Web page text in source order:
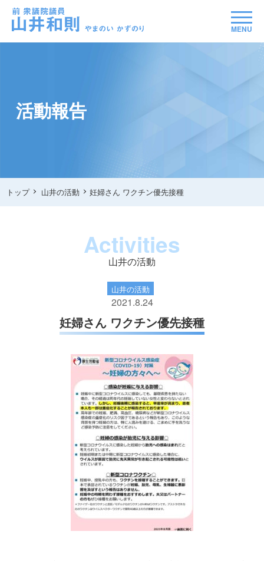
MENU
活動報告
トップ 山井の活動 妊婦さん ワクチン優先接種
Activities
山井の活動
山井の活動
2021.8.24
妊婦さん ワクチン優先接種